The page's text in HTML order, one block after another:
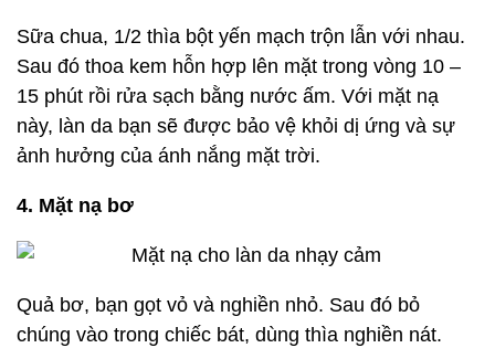
Sữa chua, 1/2 thìa bột yến mạch trộn lẫn với nhau.
Sau đó thoa kem hỗn hợp lên mặt trong vòng 10 –
15 phút rồi rửa sạch bằng nước ấm. Với mặt nạ
này, làn da bạn sẽ được bảo vệ khỏi dị ứng và sự
ảnh hưởng của ánh nắng mặt trời.
4. Mặt nạ bơ
Quả bơ, bạn gọt vỏ và nghiền nhỏ. Sau đó bỏ
chúng vào trong chiếc bát, dùng thìa nghiền nát.